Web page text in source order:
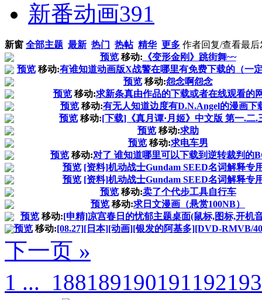
新番动画391
新窗 全部主题 最新 热门 热帖 精华 更多 作者回复/查看最后
预览移动: 《变形金刚》跳街舞~~
预览移动:有谁知道动画版X战警在哪里有免费下载的（一
预览移动:怨念啊怨念
预览移动:求新条真由作品的下载或者在线观看的
预览移动:有无人知道边度有D.N.Angel的漫画下
预览 移动:[下载]《真月谭·月姬》中文版 第一.二.
预览移动:求助
预览移动:求电车男
预览 移动:对了 谁知道哪里可以下载到逆转裁判的
预览 [资料]机动战士Gundam SEED名词解释专
预览 [资料]机动战士Gundam SEED名词解释专
预览移动:卖了个代步工具自行车
预览 移动:求日文漫画（悬赏100NB）
预览移动:[申精]凉宫春日的忧郁主题桌面(鼠标,图标,开机
预览 移动:[08.27][日本][动画][银发的阿基多][DVD-RMVB/
下一页 »
1 ... 188189190191192193